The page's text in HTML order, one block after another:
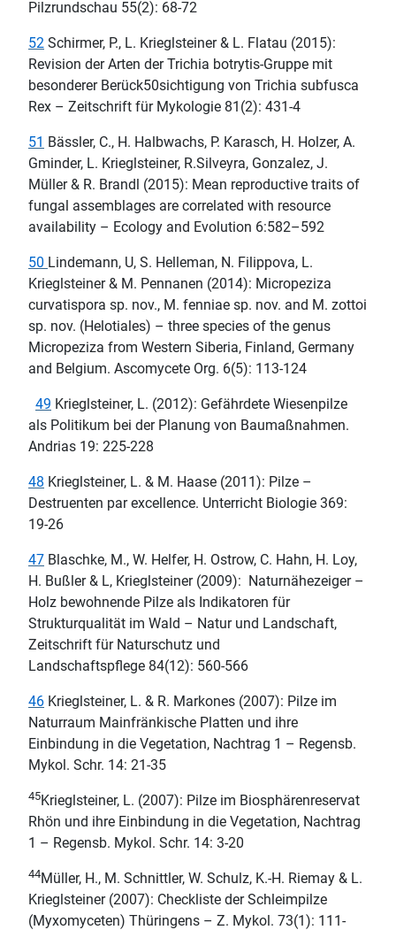
Pilzrundschau 55(2): 68-72
52 Schirmer, P., L. Krieglsteiner & L. Flatau (2015):
Revision der Arten der Trichia botrytis-Gruppe mit
besonderer Berück50sichtigung von Trichia subfusca
Rex – Zeitschrift für Mykologie 81(2): 431-4
51 Bässler, C., H. Halbwachs, P. Karasch, H. Holzer, A.
Gminder, L. Krieglsteiner, R.Silveyra, Gonzalez, J.
Müller & R. Brandl (2015): Mean reproductive traits of
fungal assemblages are correlated with resource
availability – Ecology and Evolution 6:582–592
50 Lindemann, U, S. Helleman, N. Filippova, L.
Krieglsteiner & M. Pennanen (2014): Micropeziza
curvatispora sp. nov., M. fenniae sp. nov. and M. zottoi
sp. nov. (Helotiales) – three species of the genus
Micropeziza from Western Siberia, Finland, Germany
and Belgium. Ascomycete Org. 6(5): 113-124
49 Krieglsteiner, L. (2012): Gefährdete Wiesenpilze
als Politikum bei der Planung von Baumaßnahmen.
Andrias 19: 225-228
48 Krieglsteiner, L. & M. Haase (2011): Pilze –
Destruenten par excellence. Unterricht Biologie 369:
19-26
47 Blaschke, M., W. Helfer, H. Ostrow, C. Hahn, H. Loy,
H. Bußler & L, Krieglsteiner (2009): Naturnähezeiger –
Holz bewohnende Pilze als Indikatoren für
Strukturqualität im Wald – Natur und Landschaft,
Zeitschrift für Naturschutz und
Landschaftspflege 84(12): 560-566
46 Krieglsteiner, L. & R. Markones (2007): Pilze im
Naturraum Mainfränkische Platten und ihre
Einbindung in die Vegetation, Nachtrag 1 – Regensb.
Mykol. Schr. 14: 21-35
45Krieglsteiner, L. (2007): Pilze im Biosphärenreservat
Rhön und ihre Einbindung in die Vegetation, Nachtrag
1 – Regensb. Mykol. Schr. 14: 3-20
44Müller, H., M. Schnittler, W. Schulz, K.-H. Riemay & L.
Krieglsteiner (2007): Checkliste der Schleimpilze
(Myxomyceten) Thüringens – Z. Mykol. 73(1): 111-